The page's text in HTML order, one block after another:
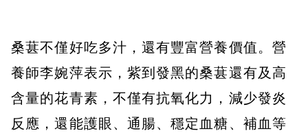
桑葚不僅好吃多汁，還有豐富營養價值。營
養師李婉萍表示，紫到發黑的桑葚還有及高
含量的花青素，不僅有抗氧化力，減少發炎
反應，還能護眼、通腸、穩定血糖、補血等